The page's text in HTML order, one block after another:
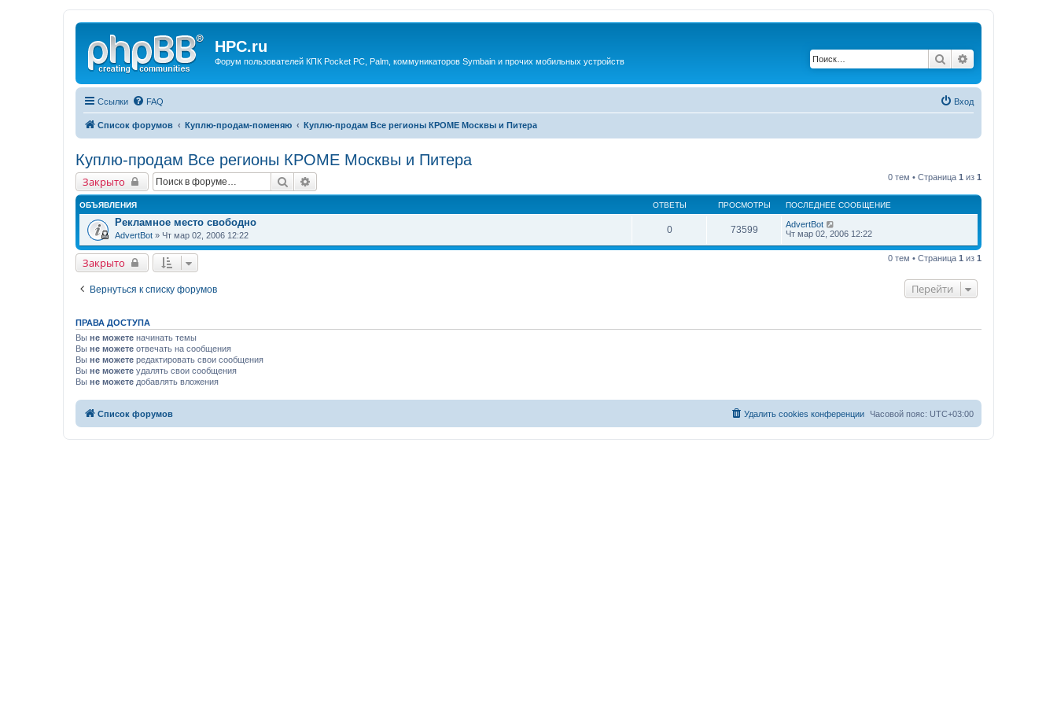
HPC.ru
Форум пользователей КПК Pocket PC, Palm, коммуникаторов Symbain и прочих мобильных устройств Поиск
Ссылки FAQ Вход
Список форумов Куплю-продам-поменяю Куплю-продам Все регионы КРОМЕ Москвы и Питера
Куплю-продам Все регионы КРОМЕ Москвы и Питера
Закрыто Поиск 0 тем • Страница 1 из 1
ОБЪЯВЛЕНИЯ ОТВЕТЫ ПРОСМОТРЫ ПОСЛЕДНЕЕ СООБЩЕНИЕ
Рекламное место свободно
AdvertBot » Чт мар 02, 2006 12:22
0 73599
AdvertBot
Чт мар 02, 2006 12:22
Закрыто 0 тем • Страница 1 из 1
Вернуться к списку форумов Перейти
ПРАВА ДОСТУПА
Вы не можете начинать темы
Вы не можете отвечать на сообщения
Вы не можете редактировать свои сообщения
Вы не можете удалять свои сообщения
Вы не можете добавлять вложения
Список форумов Часовой пояс: UTC+03:00
Удалить cookies конференции